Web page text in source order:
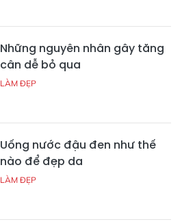
Những nguyên nhân gây tăng
cân dễ bỏ qua
LÀM ĐẸP
Uống nước đậu đen như thế
nào để đẹp da
LÀM ĐẸP